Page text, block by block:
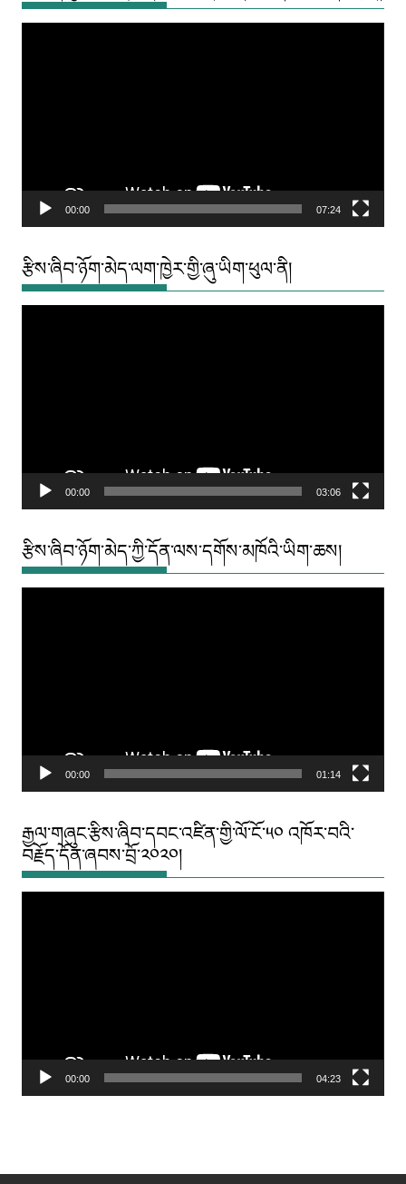
00:00 07:24
རྩིས་ཞིབ་ཉོག་མེད་ལག་ཁྱེར་གྱི་ཞུ་ཡིག་ཕུལ་ནི།
00:00 03:06
རྩིས་ཞིབ་ཉོག་མེད་ཀྱི་དོན་ལས་དགོས་མཁོའི་ཡིག་ཆས།
00:00 01:14
རྒྱལ་གཞུང་རྩིས་ཞིབ་དབང་འཛིན་གྱི་ལོ་ངོ་༥༠ འཁོར་བའི་
བརྗོད་དོན་ཞབས་བྲོ་༢༠༢༠།
00:00 04:23